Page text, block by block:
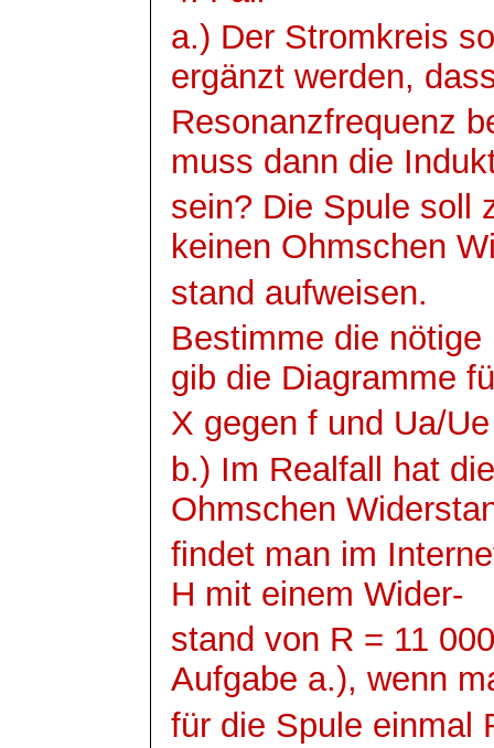
a.) Der Stromkreis
ergänzt werden,
Resonanzfrequenz
muss dann die
sein? Die Spule soll
keinen Ohmschen
stand aufweisen.
Bestimme die
gib die Diagramme
X gegen f und Ua/Ue
b.) Im Realfall
hat
Ohmschen
findet man im
H mit einem Wider-
stand von R = 11
Aufgabe a.), wenn
für die Spule einmal